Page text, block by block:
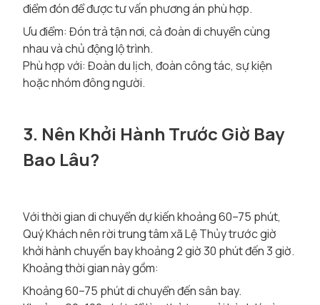
điểm đón để được tư vấn phương án phù hợp.
Ưu điểm: Đón trả tận nơi, cả đoàn di chuyển cùng
nhau và chủ động lộ trình.
Phù hợp với: Đoàn du lịch, đoàn công tác, sự kiện
hoặc nhóm đông người.
3. Nên Khởi Hành Trước Giờ Bay
Bao Lâu?
Với thời gian di chuyển dự kiến khoảng 60–75 phút,
Quý Khách nên rời trung tâm xã Lệ Thủy trước giờ
khởi hành chuyến bay khoảng 2 giờ 30 phút đến 3 giờ.
Khoảng thời gian này gồm:
Khoảng 60–75 phút di chuyển đến sân bay.